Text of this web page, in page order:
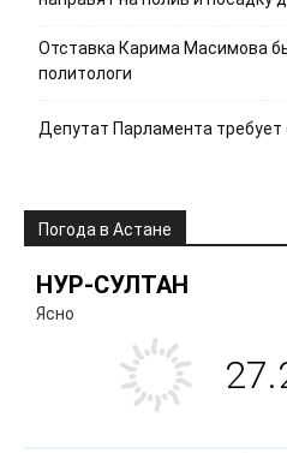
Отставка Карима Масимова
политологи
Депутат Парламента требует
Погода в Астане
НУР-СУЛТАН
Ясно